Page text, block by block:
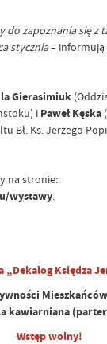
do zapoznania się z
stycznia– informują
Gierasimiuk
i Paweł Kęska
Bł. Ks. Jerzego
na stronie:
wystawy.
„Dekalog Księdza
kawiarniana
Wstęp wolny!